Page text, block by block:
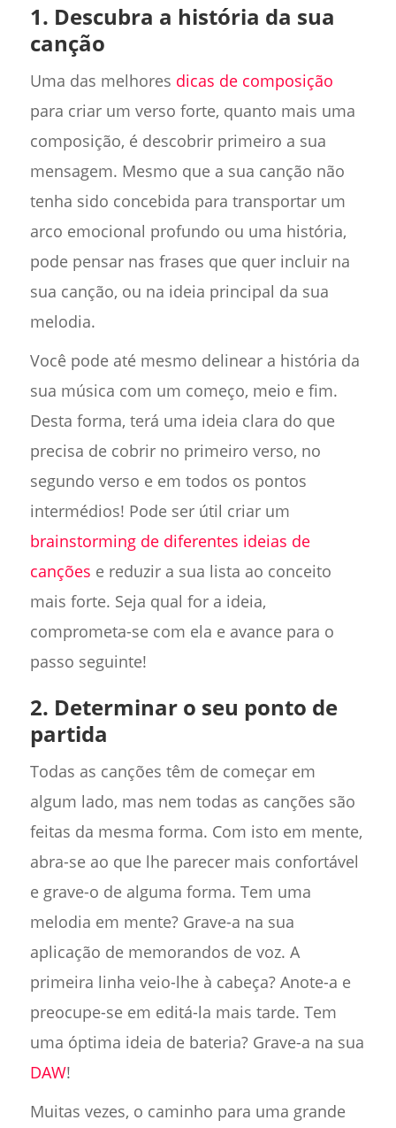
1. Descubra a história da sua
canção
Uma das melhores dicas de composição
para criar um verso forte, quanto mais uma
composição, é descobrir primeiro a sua
mensagem. Mesmo que a sua canção não
tenha sido concebida para transportar um
arco emocional profundo ou uma história,
pode pensar nas frases que quer incluir na
sua canção, ou na ideia principal da sua
melodia.
Você pode até mesmo delinear a história da
sua música com um começo, meio e fim.
Desta forma, terá uma ideia clara do que
precisa de cobrir no primeiro verso, no
segundo verso e em todos os pontos
intermédios! Pode ser útil criar um
brainstorming de diferentes ideias de
canções e reduzir a sua lista ao conceito
mais forte. Seja qual for a ideia,
comprometa-se com ela e avance para o
passo seguinte!
2. Determinar o seu ponto de
partida
Todas as canções têm de começar em
algum lado, mas nem todas as canções são
feitas da mesma forma. Com isto em mente,
abra-se ao que lhe parecer mais confortável
e grave-o de alguma forma. Tem uma
melodia em mente? Grave-a na sua
aplicação de memorandos de voz. A
primeira linha veio-lhe à cabeça? Anote-a e
preocupe-se em editá-la mais tarde. Tem
uma óptima ideia de bateria? Grave-a na sua
DAW!
Muitas vezes, o caminho para uma grande